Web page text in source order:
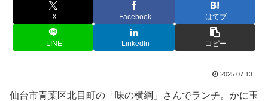
X Facebook はてブ
LINE LinkedIn コピー
2025.07.13
仙台市青葉区北目町の「味の横綱」さんでランチ。かに玉